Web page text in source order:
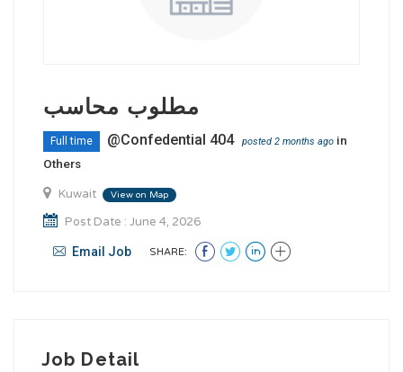
مطلوب محاسب
Full time @Confedential 404 posted 2 months ago in
Others
Kuwait View on Map
Post Date : June 4, 2026
Email Job SHARE:
Job Detail